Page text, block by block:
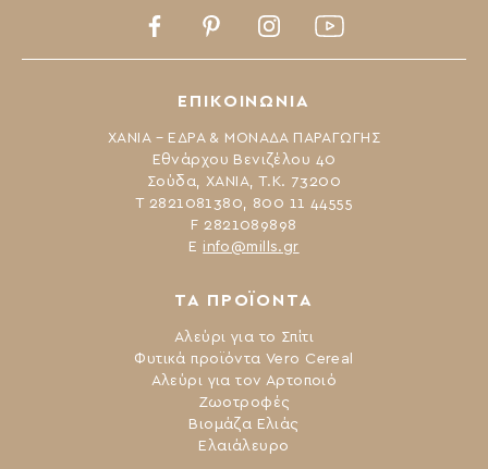
απολαυστική […]
ΤΑ ΠΡΟΪΟΝΤΑ
Αλεύρι για το Σπίτι
Φυτικά προϊόντα Vero Cereal
Αλεύρι για τον Αρτοποιό
Ζωοτροφές
Βιομάζα Ελιάς
Ελαιάλευρο
ΕΠΙΚΟΙΝΩΝΙΑ
ΧΑΝΙΑ – ΕΔΡΑ & ΜΟΝΑΔΑ ΠΑΡΑΓΩΓΗΣ
Εθνάρχου Βενιζέλου 40
Σούδα, ΧΑΝΙΑ, Τ.Κ. 73200
Τ 2821081380, 800 11 44555
F 2821089898
Ε info@mills.gr
FacebookPinterestInstagramYoutube